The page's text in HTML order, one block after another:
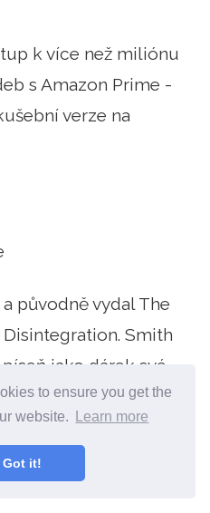
to ensure you get the
website.
Learn more
Got it!
k více než miliónu
s Amazon Prime -
verze na
původně vydal The
Smith
jako dárek své
Mary, krátce před
je široce sporný,
a "Love
vydáních Cure.